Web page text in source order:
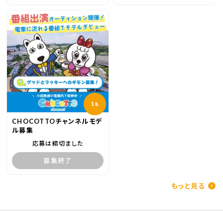
1名
CHOCOTTOチャンネルモデ
ル募集
応募は締切ました
募集終了
もっと見る